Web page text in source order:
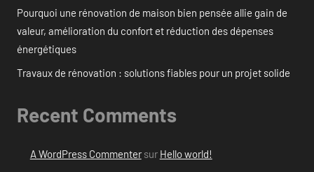
Pourquoi une rénovation de maison bien pensée allie gain de
valeur, amélioration du confort et réduction des dépenses
énergétiques
Travaux de rénovation : solutions fiables pour un projet solide
Recent Comments
A WordPress Commentersur Hello world!